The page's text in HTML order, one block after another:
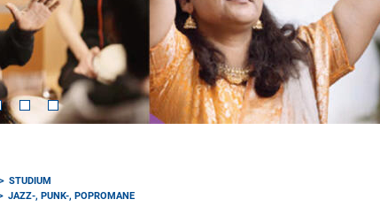
STUDIUM
JAZZ-, PUNK-, POPROMANE